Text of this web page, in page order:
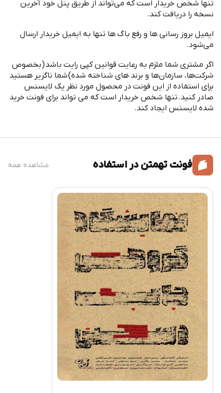
تنها شخص خریدار است که میتواند از طریق پنل خود آخرین
نسخه را دریافت کند.
ایمیل بروز رسانی ها و رفع باگ ها تنها به ایمیل خریدار ارسال
میشود.
اگر مشتری شما ملزم به رعایت قوانین کپی رایت باشد(بخصوص
شرکتها، سازمانها و برند های شناخته شده)شما ناگزیر هستید
برای استفاده از این فونت در محصول مورد نظر یک لایسنس
صادر کنید.تنها شخص خریدار است که می تواند برای فونت خرید
شده لایسنس ایجاد کند.
فونت تهمتن در استفاده مشاهده همه